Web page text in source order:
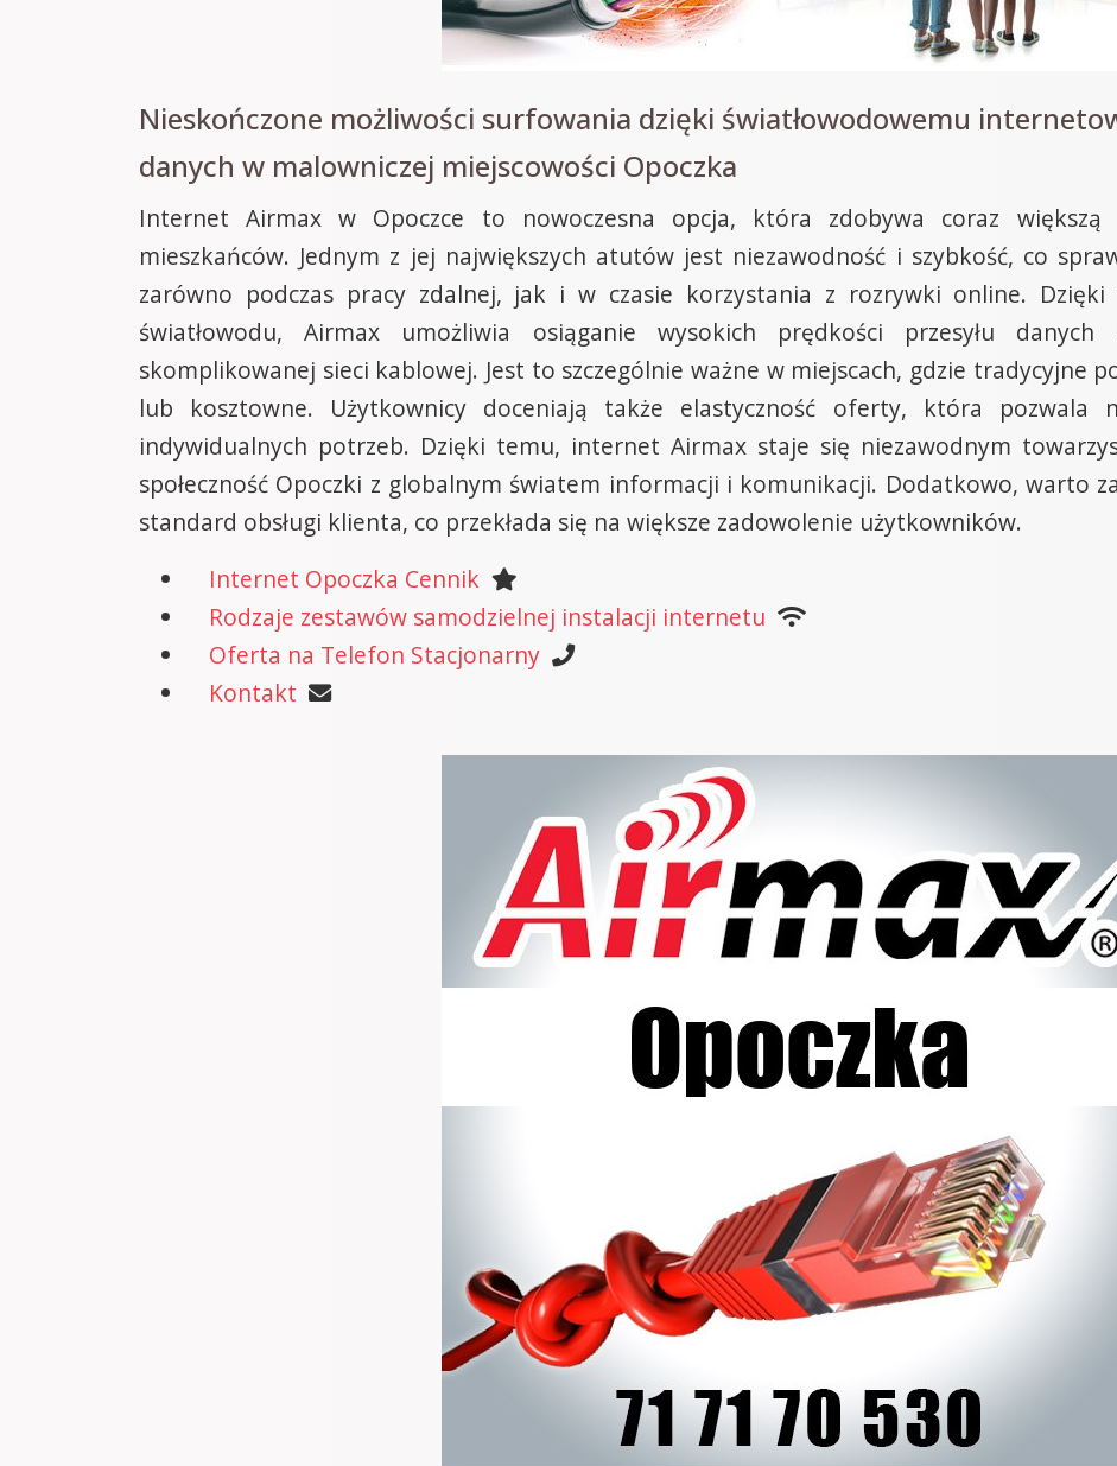
Nieskończone możliwości surfowania dzięki światłowodowemu
danych w malowniczej miejscowości Opoczka
Internet Airmax w Opoczce to nowoczesna opcja, która zdobywa coraz większą
mieszkańców. Jednym z jej największych atutów jest niezawodność i szybkość, co
zarówno podczas pracy zdalnej, jak i w czasie korzystania z rozrywki online. Dzięki
światłowodu, Airmax umożliwia osiąganie wysokich prędkości przesyłu danych
skomplikowanej sieci kablowej. Jest to szczególnie ważne w miejscach, gdzie tradycyjne
lub kosztowne. Użytkownicy doceniają także elastyczność oferty, która pozwala
indywidualnych potrzeb. Dzięki temu, internet Airmax staje się niezawodnym
społeczność Opoczki z globalnym światem informacji i komunikacji. Dodatkowo, warto
standard obsługi klienta, co przekłada się na większe zadowolenie użytkowników.
Internet Opoczka Cennik
Rodzaje zestawów samodzielnej instalacji internetu
Oferta na Telefon Stacjonarny
Kontakt